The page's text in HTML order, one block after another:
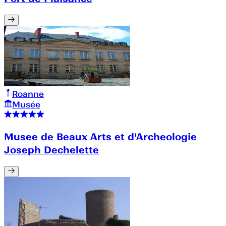
Roanne
Musée
Musee de Beaux Arts et d'Archeologie
Joseph Dechelette